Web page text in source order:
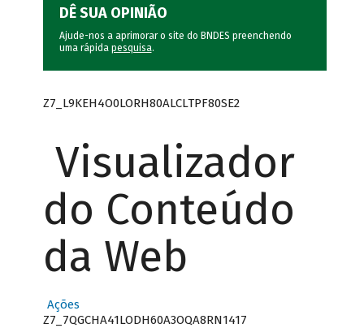
DÊ SUA OPINIÃO
Ajude-nos a aprimorar o site do BNDES preenchendo
uma rápida pesquisa.
Z7_L9KEH4O0LORH80ALCLTPF80SE2
Visualizador
do Conteúdo
da Web
Ações
Z7_7QGCHA41LODH60A3OQA8RN1417